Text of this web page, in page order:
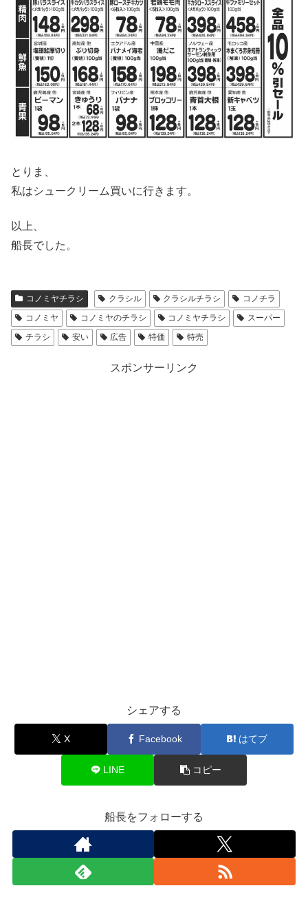
とりま、
私はシュークリーム買いに行きます。
以上、
船長でした。
コノミヤチラシ クラシル クラシルチラシ
コノチラ
コノミヤ
コノミヤのチラシ コノミヤチラシ
スーパー
チラシ
安い 広告 特価 特売
スポンサーリンク
シェアする
X Facebook はてブ
LINE コピー
船長をフォローする